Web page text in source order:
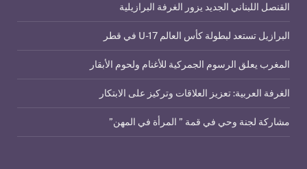
القنصل اللبناني الجديد يزور الغرفة البرازيلية
البرازيل تستعد لبطولة كأس العالم U-17 في قطر
المغرب يعلق الرسوم الجمركية للأغنام ولحوم الأبقار
الغرفة العربية: تعزيز العلاقات وتركيز على الابتكار
مشاركة لجنة وحي في قمة ” المرأة في المهن”